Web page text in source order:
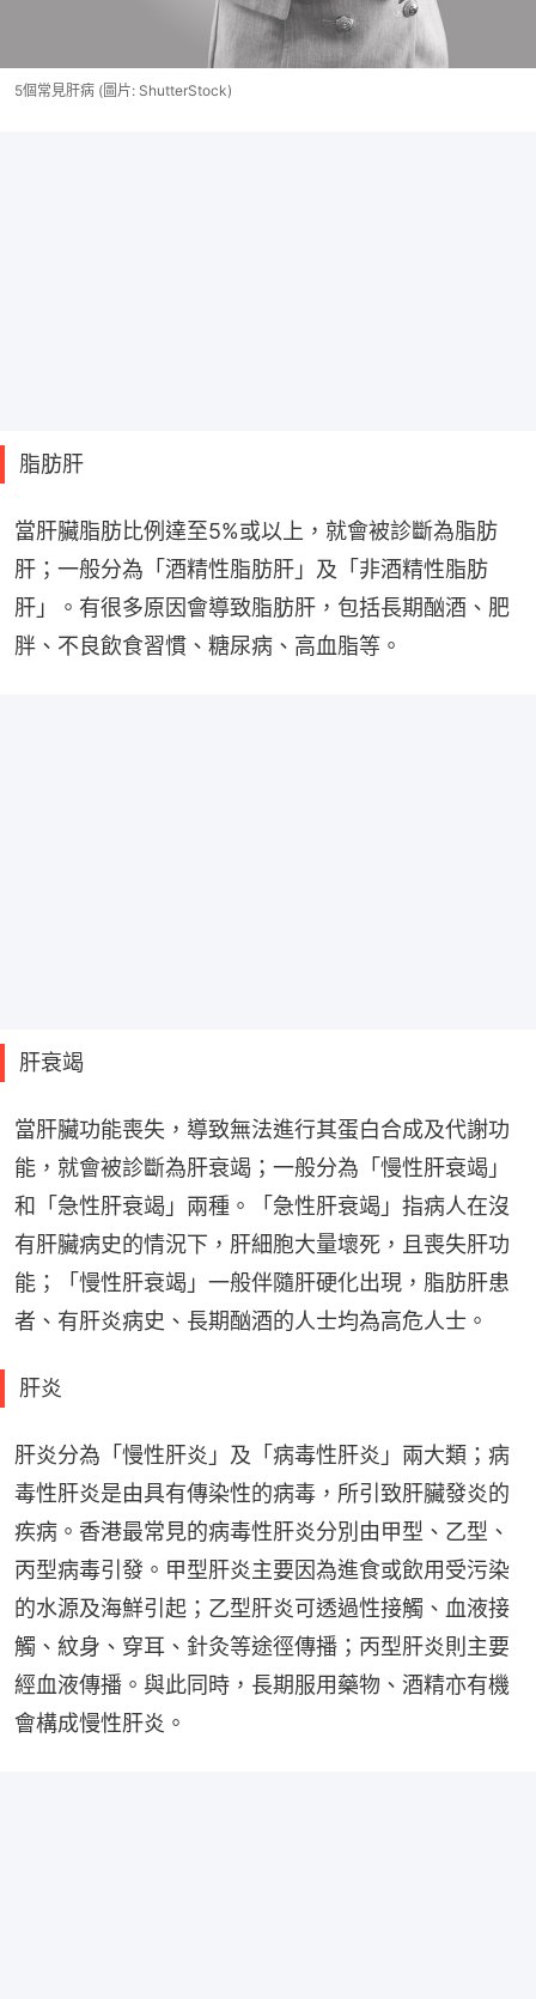
5個常見肝病 (圖片: ShutterStock)
脂肪肝
當肝臟脂肪比例達至5%或以上，就會被診斷為脂肪
肝；一般分為「酒精性脂肪肝」及「非酒精性脂肪
肝」。有很多原因會導致脂肪肝，包括長期酗酒、肥
胖、不良飲食習慣、糖尿病、高血脂等。
肝衰竭
當肝臟功能喪失，導致無法進行其蛋白合成及代謝功
能，就會被診斷為肝衰竭；一般分為「慢性肝衰竭」
和「急性肝衰竭」兩種。「急性肝衰竭」指病人在沒
有肝臟病史的情況下，肝細胞大量壞死，且喪失肝功
能；「慢性肝衰竭」一般伴隨肝硬化出現，脂肪肝患
者、有肝炎病史、長期酗酒的人士均為高危人士。
肝炎
肝炎分為「慢性肝炎」及「病毒性肝炎」兩大類；病
毒性肝炎是由具有傳染性的病毒，所引致肝臟發炎的
疾病。香港最常見的病毒性肝炎分別由甲型、乙型、
丙型病毒引發。甲型肝炎主要因為進食或飲用受污染
的水源及海鮮引起；乙型肝炎可透過性接觸、血液接
觸、紋身、穿耳、針灸等途徑傳播；丙型肝炎則主要
經血液傳播。與此同時，長期服用藥物、酒精亦有機
會構成慢性肝炎。